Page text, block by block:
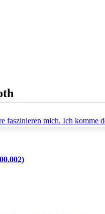
mich. Ich komme